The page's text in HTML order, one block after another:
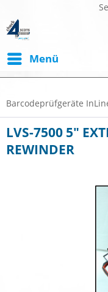
Menü
Barcodeprüfgeräte
LVS-7500 5"
REWINDER